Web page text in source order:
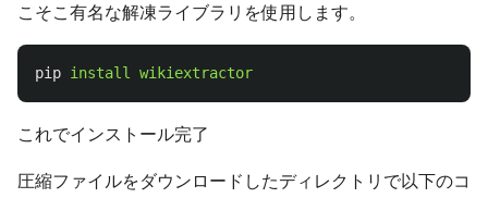
こそこ有名な解凍ライブラリを使用します。
pip install wikiextractor
これでインストール完了
圧縮ファイルをダウンロードしたディレクトリで以下のコ